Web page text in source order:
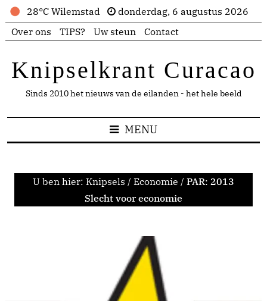
28°C Wilemstad
donderdag, 6 augustus 2026
Over ons
TIPS? Uw steun Contact
Knipselkrant Curacao
Sinds 2010 het nieuws van de eilanden - het hele beeld
MENU
U ben hier: Knipsels / Economie / PAR: 2013
Slecht voor economie